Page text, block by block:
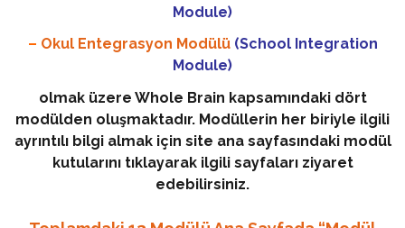
Module)
– Okul Entegrasyon Modülü(School Integration
Module)
olmak üzere Whole Brain kapsamındaki dört
modülden oluşmaktadır. Modüllerin her biriyle ilgili
ayrıntılı bilgi almak için site ana sayfasındaki modül
kutularını tıklayarak ilgili sayfaları ziyaret
edebilirsiniz.